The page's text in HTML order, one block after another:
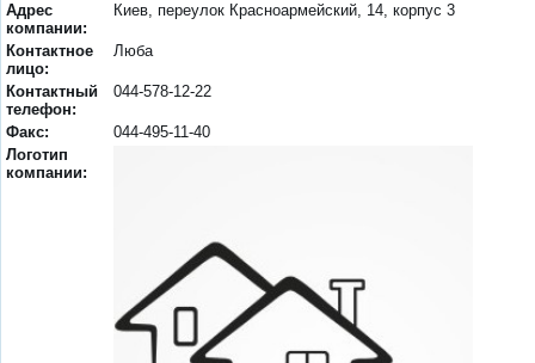
Адрес
компании:
Киев, переулок Красноармейский, 14, корпус 3
Контактное
лицо:
Люба
Контактный
телефон:
044-578-12-22
Факс:
044-495-11-40
Логотип
компании: